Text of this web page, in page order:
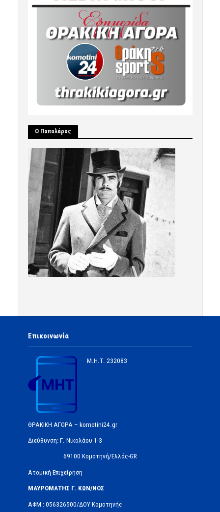
Ο Ποπολάρος
Επικοινωνία
Μ.Η.Τ. 232083
ΘΡΑΚΙΚΗ ΑΓΟΡΑ – komotini24.gr
Διεύθυνση: Γ. Νικολάου 1-3
69100 Κομοτηνή/Ελλάς-GR
Ατομική Επιχείρηση
ΜΑΥΡΟΜΑΤΗΣ Γ. ΚΩΝ/ΝΟΣ
ΑΦΜ : 056326500/ΔOΥ Κομοτηνής